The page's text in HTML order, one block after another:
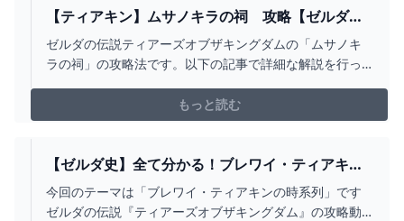
【ティアキン】ムサノキラの祠 攻略【ゼルダの
伝説】 - YOUTUBE
ゼルダの伝説ティアーズオブザキングダムの「ムサノキ
ラの祠」の攻略法です。以下の記事で詳細な解説を行っ
もっと読む
【ゼルダ史】全て分かる！ブレワイ・ティアキン
時系列 答え合わせ【ゼルダの伝説ティアーズオブ
ザキングダム考察】 - YOUTUBE
今回のテーマは「ブレワイ・ティアキンの時系列」です
ゼルダの伝説『ティアーズオブザキングダム』の攻略動